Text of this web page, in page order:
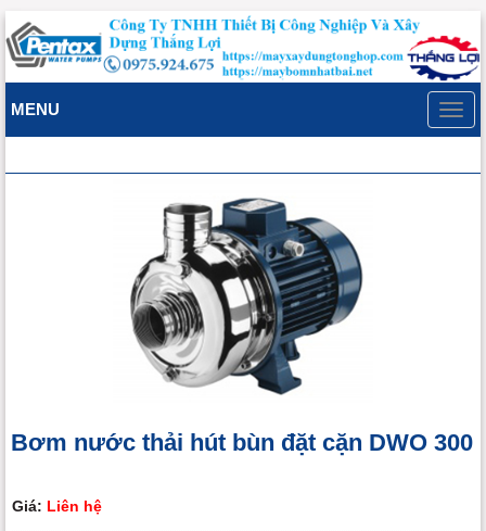
MENU
Bơm nước thải hút bùn đặt cặn DWO 300
Giá: Liên hệ